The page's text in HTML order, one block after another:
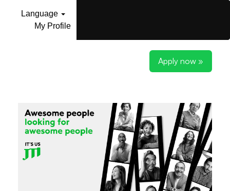
Language
My Profile
Apply now »